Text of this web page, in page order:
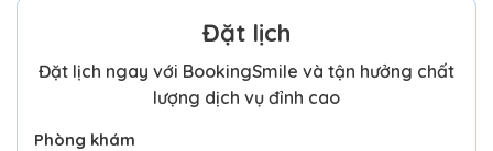
Đặt lịch
Đặt lịch ngay với BookingSmile và tận hưởng chất
lượng dịch vụ đỉnh cao
Phòng khám